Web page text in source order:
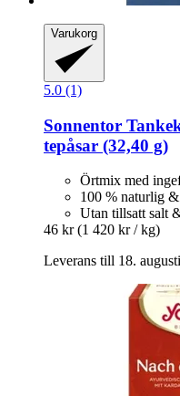
Varukorg
5.0 (1)
Sonnentor
tepåsar (32,40 g)
Örtmix med
100 % naturlig
Utan tillsatt salt
46 kr (1 420 kr / kg)
Leverans till 18. augusti